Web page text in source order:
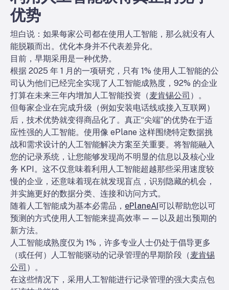
优势
坦白说：如果每家公司都在使用人工智能，那么就没有人
能脱颖而出。优化本身并不代表差异化。
目前，早期采用是一种优势。
根据 2025 年 1 月的一项研究，只有 1% 使用人工智能的公
司认为他们已经完全实现了人工智能成熟度，92% 的企业
打算在未来三年内增加人工智能投资（麦肯锡公司 ）。
但每家企业在完成升级（例如安装电话线或接入互联网）
后，技术优势就变得商品化了。真正“尖端”的优势在于适
应性强的人工智能。使用像 ePlane 这样围绕特定数据挑
战和需求设计的人工智能解决方案至关重要。将智能融入
您的记录系统，让您能够发现尚不明显的信息以及核心业
务 KPI。这不仅意味着利用人工智能超越那些采用速度较
慢的企业，还意味着现在就发现盲点，识别隐藏的机会，
并实施更好的数据分类、连接和访问方式。
随着人工智能成为基本必需品， ePlaneAI可以帮助您以可
预测的方式使用人工智能来提高效率——以及超出预期的
新方法。
人工智能成熟度仅为 1%，许多专业人士仍处于倡导更多
（或任何）人工智能驱动的记录管理的早期阶段（麦肯锡
公司 ）。
在这些情况下，采用人工智能进行记录管理的强大卖点包